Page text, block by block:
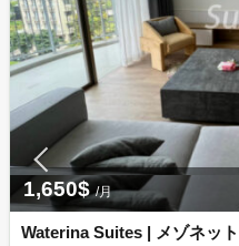
Waterina Suites | メゾネッ
1,650$ /月